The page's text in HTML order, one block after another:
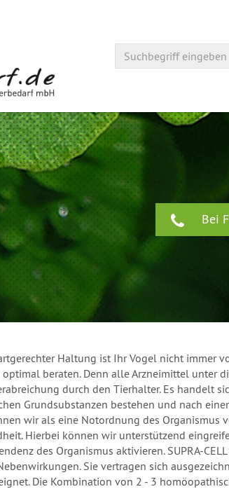
Bei
Haltung ist Ihr Vogel nicht immer
optimal beraten. Denn alle Arzneimittel unter
durch den Tierhalter. Es handelt
Grundsubstanzen bestehen und nach
wir als eine Notordnung des Organismus
Hierbei können wir unterstützend
des Organismus aktivieren. SUPRA-
Sie vertragen sich
Die Kombination von 2 - 3